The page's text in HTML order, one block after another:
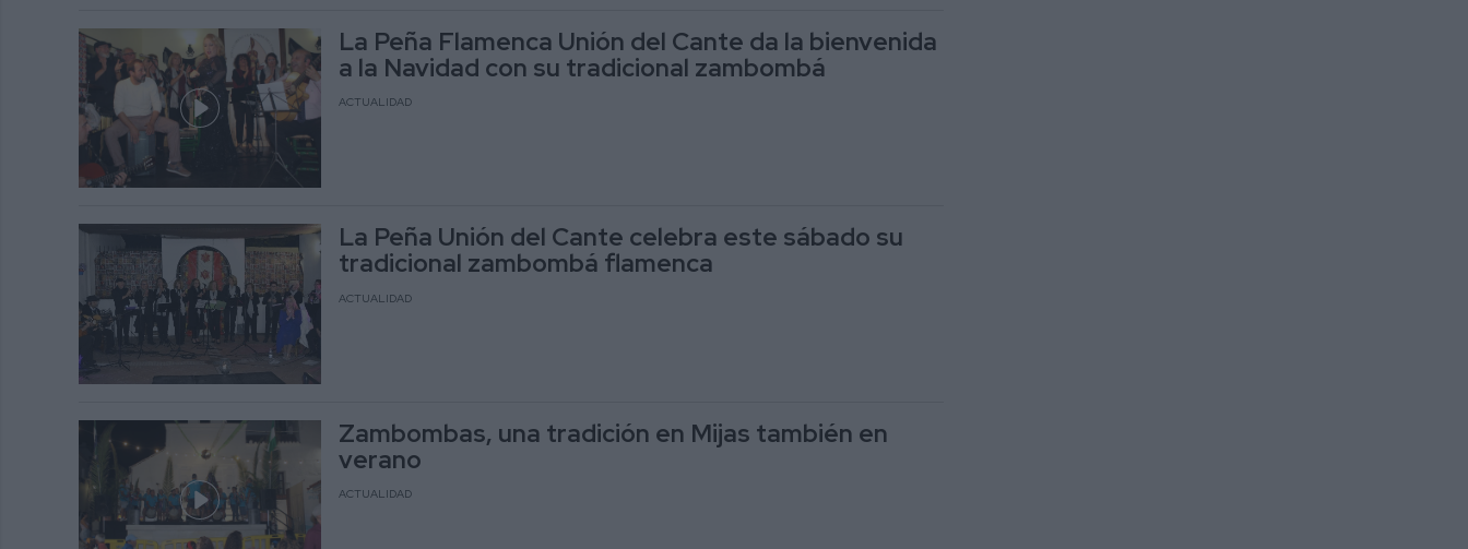
La Peña Flamenca Unión del Cante da la bienvenida
a la Navidad con su tradicional zambombá
ACTUALIDAD
La Peña Unión del Cante celebra este sábado su
tradicional zambombá flamenca
ACTUALIDAD
Zambombas, una tradición en Mijas también en
verano
ACTUALIDAD